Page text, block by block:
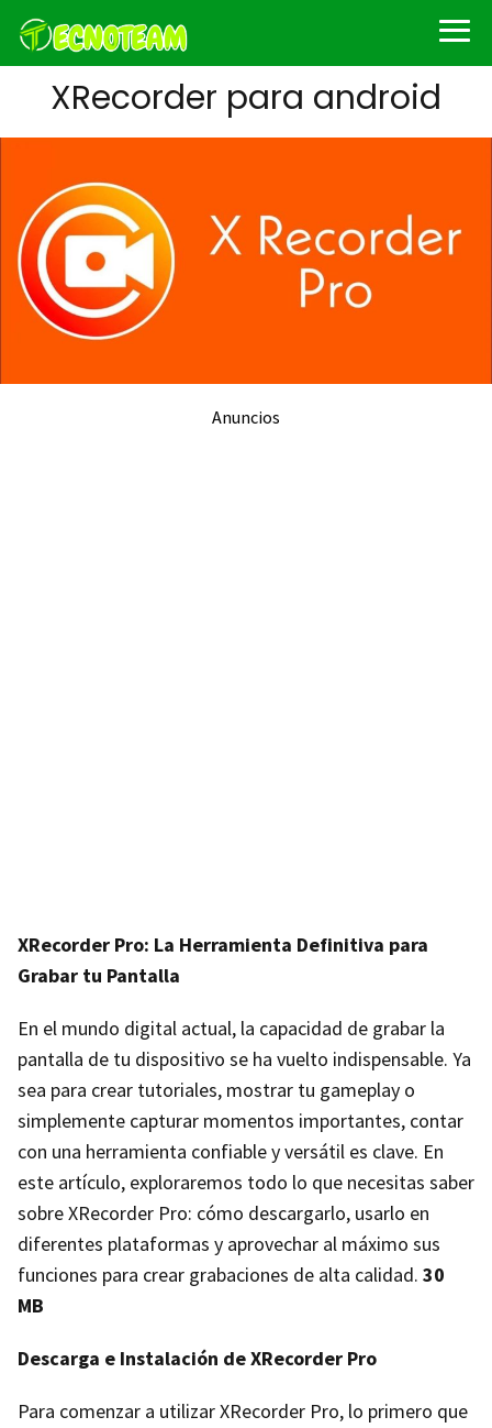
XRecorder para android
Anuncios
XRecorder Pro: La Herramienta Definitiva para
Grabar tu Pantalla
En el mundo digital actual, la capacidad de grabar la
pantalla de tu dispositivo se ha vuelto indispensable. Ya
sea para crear tutoriales, mostrar tu gameplay o
simplemente capturar momentos importantes, contar
con una herramienta confiable y versátil es clave. En
este artículo, exploraremos todo lo que necesitas saber
sobre XRecorder Pro: cómo descargarlo, usarlo en
diferentes plataformas y aprovechar al máximo sus
funciones para crear grabaciones de alta calidad. 30
MB
Descarga e Instalación de XRecorder Pro
Para comenzar a utilizar XRecorder Pro, lo primero que